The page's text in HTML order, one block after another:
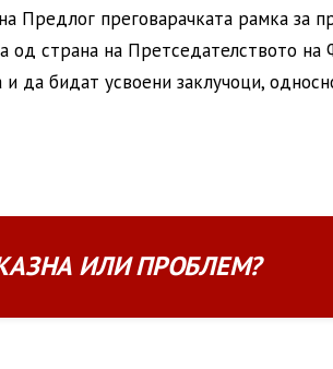
Предлог преговарачката рамка за
од страна на Претседателството на
да бидат усвоени заклучоци,
ИЛИПРОБЛЕМ?